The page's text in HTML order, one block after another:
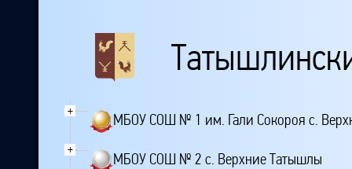
+
МБОУ СОШ № 1 им. Гали Сокороя с.
+
МБОУ СОШ № 2 с. Верхние Татышлы